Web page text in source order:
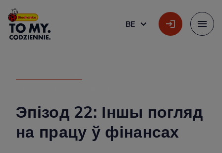
Галоўны лагатып
BE
БЕЛАРУСКАЯ
Эпізод 22: Іншы погляд
на працу ў фінансах